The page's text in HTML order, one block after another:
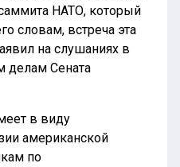
НАТО, который
словам, встреча эта
на слушаниях в
делам Сената
в виду
американской
по